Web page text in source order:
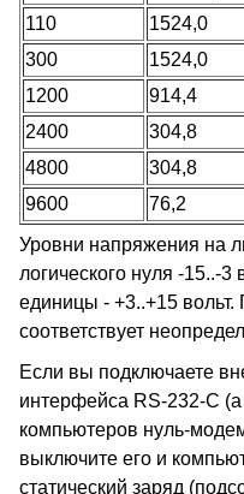
110
1524,0
300
1524,0
1200
914,4
2400
304,8
4800
304,8
9600
76,2
Уровни напряжения на
логического нуля -15..-3
единицы - +3..+15 вольт.
соответствует
Если вы подключаете
интерфейса RS-232-C
компьютеров нуль-
выключите его и
статический заряд